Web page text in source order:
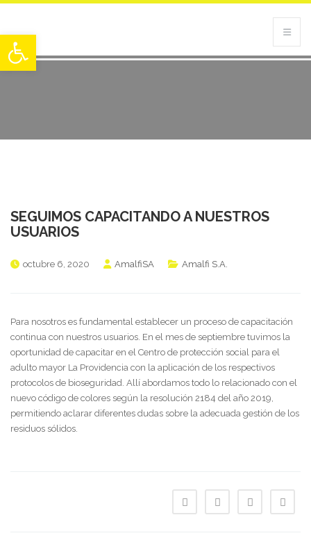
SEGUIMOS CAPACITANDO A NUESTROS
USUARIOS
octubre 6, 2020 AmalfiSA Amalfi S.A.
Para nosotros es fundamental establecer un proceso de capacitación
continua con nuestros usuarios. En el mes de septiembre tuvimos la
oportunidad de capacitar en el Centro de protección social para el
adulto mayor La Providencia con la aplicación de los respectivos
protocolos de bioseguridad. Allí abordamos todo lo relacionado con el
nuevo código de colores según la resolución 2184 del año 2019,
permitiendo aclarar diferentes dudas sobre la adecuada gestión de los
residuos sólidos.
Abrir barra de herramientas